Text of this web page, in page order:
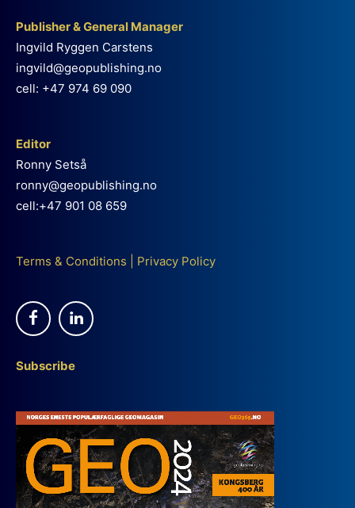
Publisher & General Manager
Ingvild Ryggen Carstens
ingvild@geopublishing.no
cell: +47 974 69 090
Editor
Ronny Setså
ronny@geopublishing.no
cell:+47 901 08 659
Terms & Conditions Privacy Policy
Subscribe